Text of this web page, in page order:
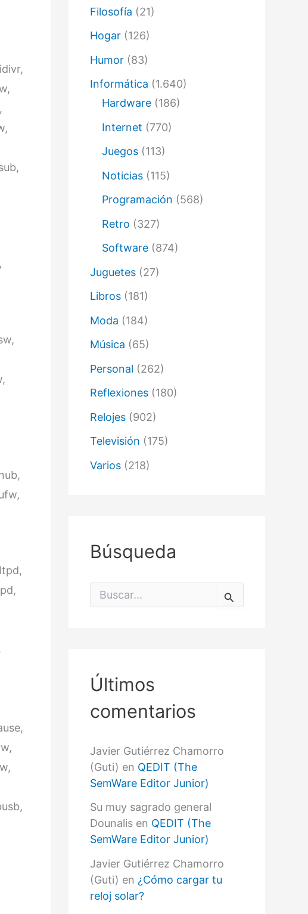
Filosofía (21)
Hogar (126)
Humor (83)
Informática (1.640)
Hardware (186)
Internet (770)
Juegos (113)
Noticias (115)
Programación (568)
Retro (327)
Software (874)
Juguetes (27)
Libros (181)
Moda (184)
Música (65)
Personal (262)
Reflexiones (180)
Relojes (902)
Televisión (175)
Varios (218)
Búsqueda
Últimos
comentarios
Javier Gutiérrez Chamorro
(Guti) en QEDIT (The
SemWare Editor Junior)
Su muy sagrado general
Dounalis en QEDIT (The
SemWare Editor Junior)
Javier Gutiérrez Chamorro
(Guti) en ¿Cómo cargar tu
reloj solar?